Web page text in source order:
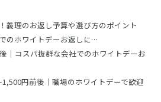
義理のお返し予算や選び方のポイント
のホワイトデーお返しに…
｜コスパ抜群な会社でのホワイトデーお
円前後｜職場のホワイトデーで歓迎